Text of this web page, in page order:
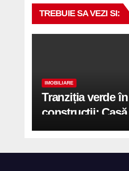
TREBUIE SA VEZI SI:
IMOBILIARE
Tranziția verde în
construcții: Casă
modernă cu